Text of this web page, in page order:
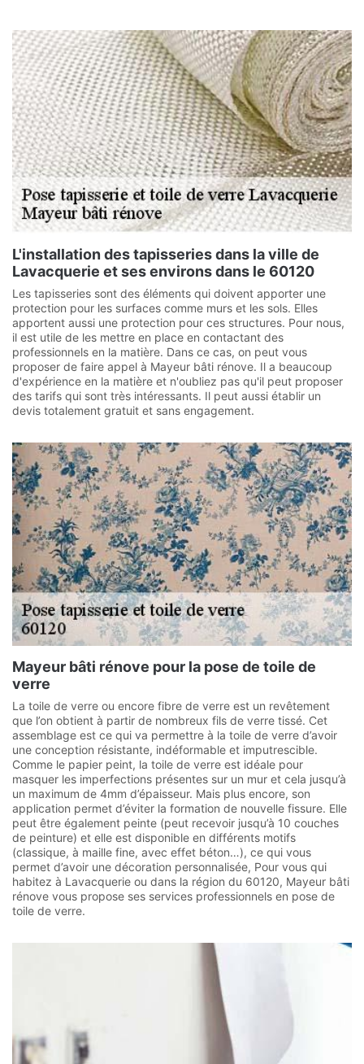
L'installation des tapisseries dans la ville de
Lavacquerie et ses environs dans le 60120
Les tapisseries sont des éléments qui doivent apporter une
protection pour les surfaces comme murs et les sols. Elles
apportent aussi une protection pour ces structures. Pour nous,
il est utile de les mettre en place en contactant des
professionnels en la matière. Dans ce cas, on peut vous
proposer de faire appel à Mayeur bâti rénove. Il a beaucoup
d'expérience en la matière et n'oubliez pas qu'il peut proposer
des tarifs qui sont très intéressants. Il peut aussi établir un
devis totalement gratuit et sans engagement.
Mayeur bâti rénove pour la pose de toile de
verre
La toile de verre ou encore fibre de verre est un revêtement
que l’on obtient à partir de nombreux fils de verre tissé. Cet
assemblage est ce qui va permettre à la toile de verre d’avoir
une conception résistante, indéformable et imputrescible.
Comme le papier peint, la toile de verre est idéale pour
masquer les imperfections présentes sur un mur et cela jusqu’à
un maximum de 4mm d’épaisseur. Mais plus encore, son
application permet d’éviter la formation de nouvelle fissure. Elle
peut être également peinte (peut recevoir jusqu’à 10 couches
de peinture) et elle est disponible en différents motifs
(classique, à maille fine, avec effet béton…), ce qui vous
permet d’avoir une décoration personnalisée, Pour vous qui
habitez à Lavacquerie ou dans la région du 60120, Mayeur bâti
rénove vous propose ses services professionnels en pose de
toile de verre.